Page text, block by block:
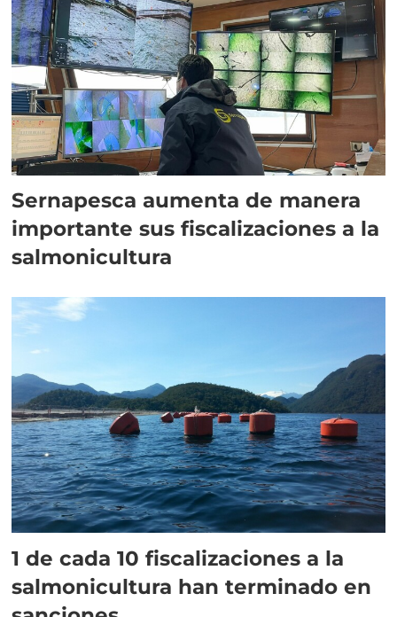
Sernapesca aumenta de manera
importante sus fiscalizaciones a la
salmonicultura
1 de cada 10 fiscalizaciones a la
salmonicultura han terminado en